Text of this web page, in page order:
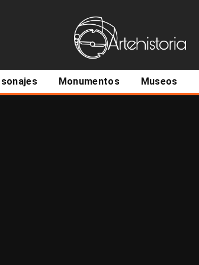
Monumentos Museos